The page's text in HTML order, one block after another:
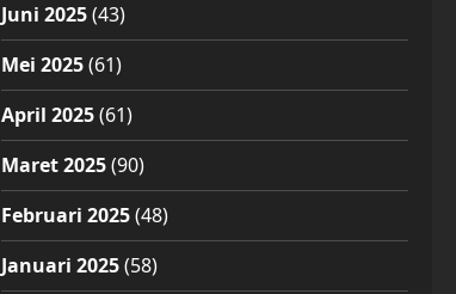
Juni 2025(43)
Mei 2025(61)
April 2025(61)
Maret 2025(90)
Februari 2025(48)
Januari 2025(58)